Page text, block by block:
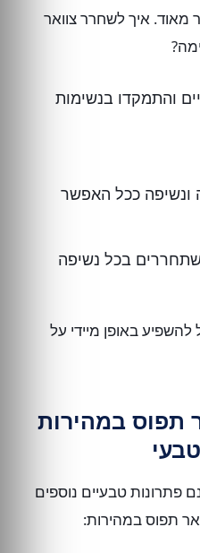
מאוד. איך לשחרר צוואר
והתמקדו בנשימות
ונשיפה ככל האפשר
בכל נשיפה
באופן מיידי על
תפוס במהירות
פתרונות טבעיים נוספים
תפוס במהירות: